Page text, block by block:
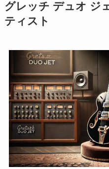
グレッチ デュオ ジ
ティスト